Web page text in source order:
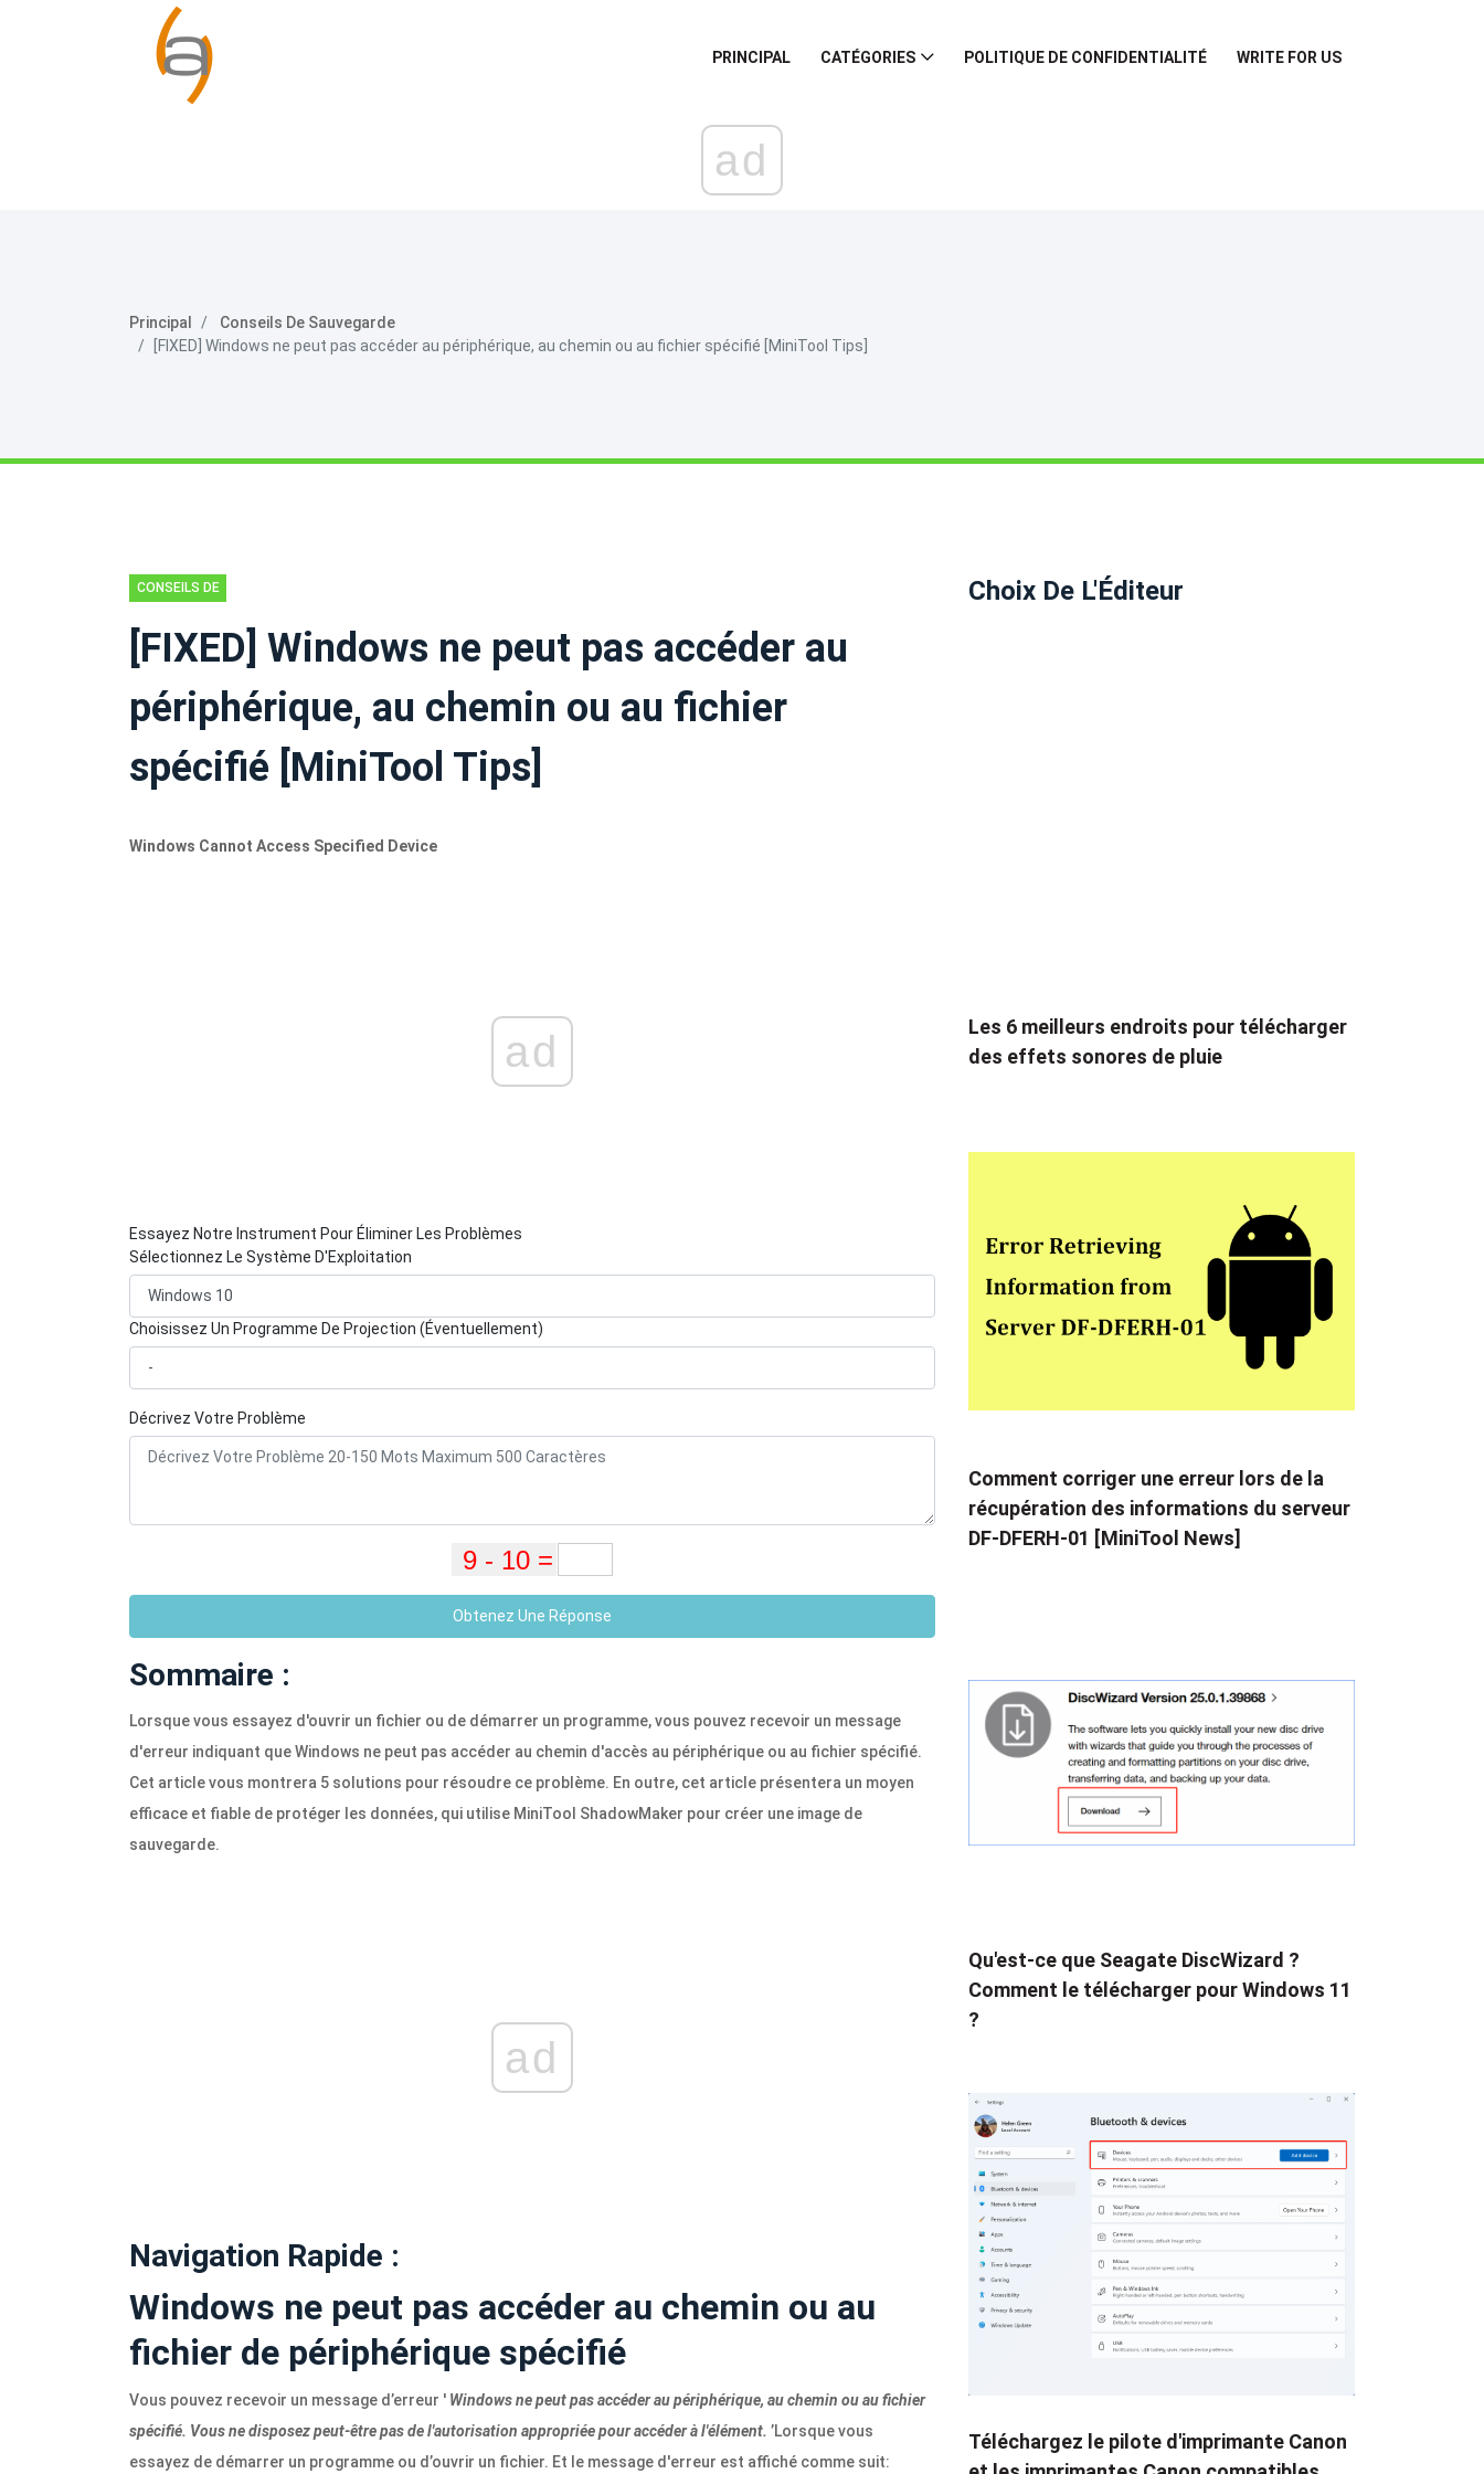
PRINCIPAL CATÉGORIES POLITIQUE DE CONFIDENTIALITÉ WRITE FOR US
ad
Principal
Conseils De Sauvegarde
[FIXED] Windows ne peut pas accéder au périphérique, au chemin ou au fichier spécifié [MiniTool Tips]
CONSEILS DE
[FIXED] Windows ne peut pas accéder au
périphérique, au chemin ou au fichier
spécifié [MiniTool Tips]
Windows Cannot Access Specified Device
ad
Essayez Notre Instrument Pour Éliminer Les Problèmes
Sélectionnez Le Système D'Exploitation
Choisissez Un Programme De Projection (Éventuellement)
Décrivez Votre Problème
Obtenez Une Réponse
Sommaire :
Lorsque vous essayez d'ouvrir un fichier ou de démarrer un programme, vous pouvez recevoir un message
d'erreur indiquant que Windows ne peut pas accéder au chemin d'accès au périphérique ou au fichier spécifié.
Cet article vous montrera 5 solutions pour résoudre ce problème. En outre, cet article présentera un moyen
efficace et fiable de protéger les données, qui utilise MiniTool ShadowMaker pour créer une image de
sauvegarde.
ad
Navigation Rapide :
Windows ne peut pas accéder au chemin ou au
fichier de périphérique spécifié
Vous pouvez recevoir un message d’erreur ' Windows ne peut pas accéder au périphérique, au chemin ou au fichier
spécifié. Vous ne disposez peut-être pas de l'autorisation appropriée pour accéder à l'élément. ’Lorsque vous
essayez de démarrer un programme ou d’ouvrir un fichier. Et le message d'erreur est affiché comme suit:
Choix De L'Éditeur
Les 6 meilleurs endroits pour télécharger
des effets sonores de pluie
Comment corriger une erreur lors de la
récupération des informations du serveur
DF-DFERH-01 [MiniTool News]
Qu'est-ce que Seagate DiscWizard ?
Comment le télécharger pour Windows 11
?
Téléchargez le pilote d'imprimante Canon